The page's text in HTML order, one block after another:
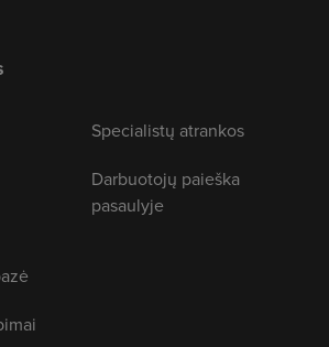
Specialistų atrankos
Darbuotojų paieška
pasaulyje